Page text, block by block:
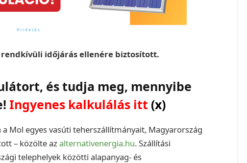
időjárás ellenére biztosított.
és tudja meg, mennyibe
Ingyenes kalkulálás itt (x)
Mol egyes vasúti teherszállítmányait, Magyarország
– közölte azalternativenergia.hu. Szállítási
telephelyek közötti alapanyag- és